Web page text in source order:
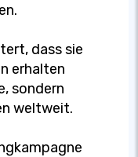
dass sie
erhalten
sondern
weltweit.